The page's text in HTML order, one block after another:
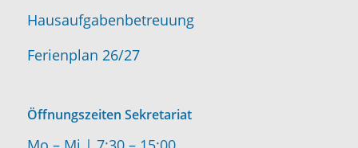
Hausaufgabenbetreuung
Ferienplan 26/27
Öffnungszeiten Sekretariat